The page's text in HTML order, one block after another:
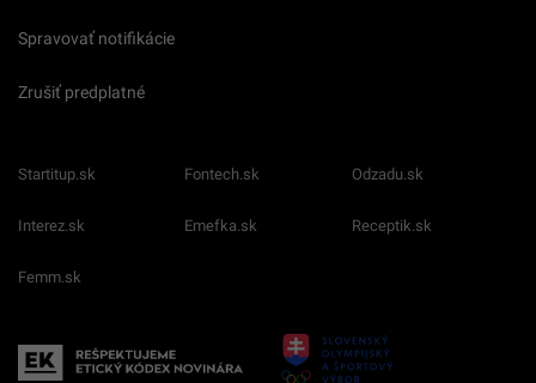
Spravovať notifikácie
Zrušiť predplatné
Startitup.sk Fontech.sk Odzadu.sk
Interez.sk Emefka.sk Receptik.sk
Femm.sk